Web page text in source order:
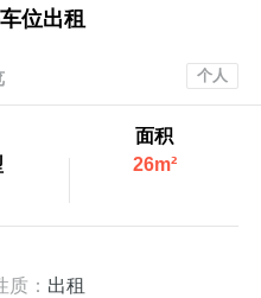
位出租
个人
面积
26m²
质： 出租